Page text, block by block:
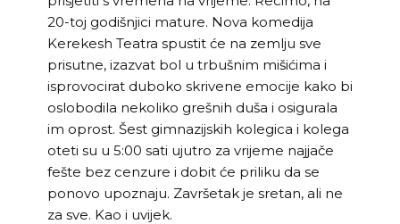
20-toj godišnjici mature. Nova komedija
Kerekesh Teatra spustit će na zemlju sve
prisutne, izazvat bol u trbušnim mišićima i
isprovocirat duboko skrivene emocije kako bi
oslobodila nekoliko grešnih duša i osigurala
im oprost. Šest gimnazijskih kolegica i kolega
oteti su u 5:00 sati ujutro za vrijeme najjače
fešte bez cenzure i dobit će priliku da se
ponovo upoznaju. Završetak je sretan, ali ne
za sve. Kao i uvijek.